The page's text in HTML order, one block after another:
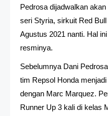
Pedrosa dijadwalkan
seri Styria, sirkuit Red
Agustus 2021 nanti. Hal
resminya.
Sebelumnya Dani
tim Repsol Honda
dengan Marc Marquez.
Runner Up 3 kali di kelas